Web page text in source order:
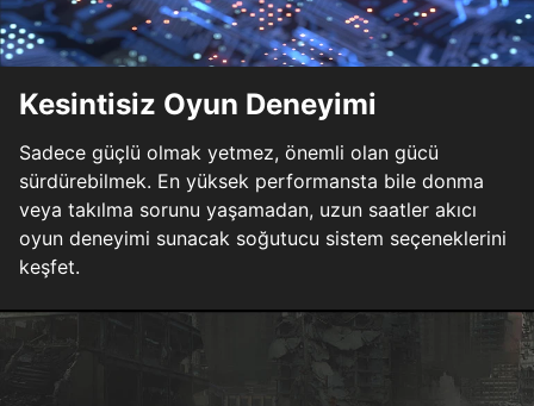
Kesintisiz Oyun Deneyimi
Sadece güçlü olmak yetmez, önemli olan gücü
sürdürebilmek. En yüksek performansta bile donma
veya takılma sorunu yaşamadan, uzun saatler akıcı
oyun deneyimi sunacak soğutucu sistem seçeneklerini
keşfet.